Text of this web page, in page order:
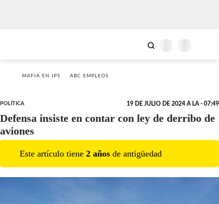
MAFIA EN IPS ABC EMPLEOS
POLÍTICA 19 DE JULIO DE 2024 A LA - 07:49
Defensa insiste en contar con ley de derribo de
aviones
Este artículo tiene 2 años de antigüedad